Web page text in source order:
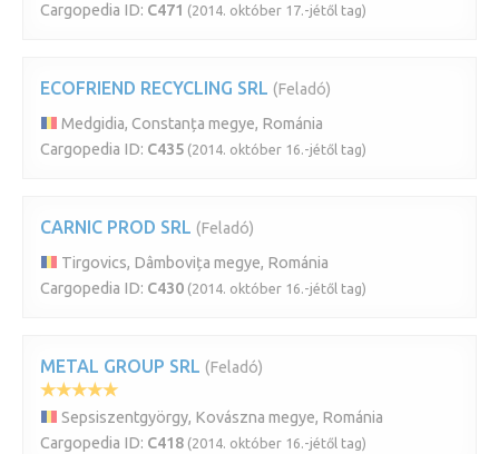
Cargopedia ID: C471 (2014. október 17.-jétől tag)
ECOFRIEND RECYCLING SRL (Feladó)
Medgidia, Constanța megye, Románia
Cargopedia ID: C435 (2014. október 16.-jétől tag)
CARNIC PROD SRL (Feladó)
Tirgovics, Dâmbovița megye, Románia
Cargopedia ID: C430 (2014. október 16.-jétől tag)
METAL GROUP SRL (Feladó)
Sepsiszentgyörgy, Kovászna megye, Románia
Cargopedia ID: C418 (2014. október 16.-jétől tag)